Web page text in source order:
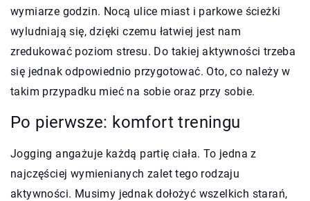
wymiarze godzin. Nocą ulice miast i parkowe ścieżki
wyludniają się, dzięki czemu łatwiej jest nam
zredukować poziom stresu. Do takiej aktywności trzeba
się jednak odpowiednio przygotować. Oto, co należy w
takim przypadku mieć na sobie oraz przy sobie.
Po pierwsze: komfort treningu
Jogging angażuje każdą partię ciała. To jedna z
najczęściej wymienianych zalet tego rodzaju
aktywności. Musimy jednak dołożyć wszelkich starań,